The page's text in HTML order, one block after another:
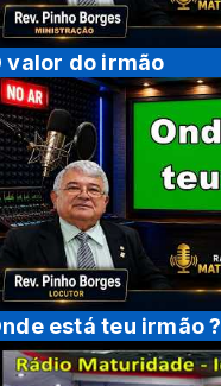
valor do irmão
está teu irmão ?